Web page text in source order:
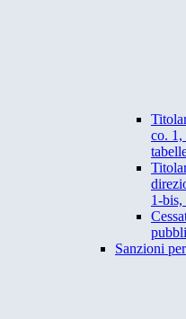
co. 1,
1-
Sanzioni